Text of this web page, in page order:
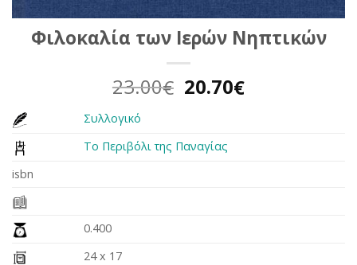
Φιλοκαλία των Ιερών Νηπτικών
23.00€ Original
23.00€.
20.70€Η
Συλλογικό
Το Περιβόλι της Παναγίας
isbn
0.400
24 x 17